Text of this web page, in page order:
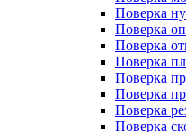
Поверка
Поверка
Поверка
Поверка
Поверка
Поверка
Поверка
Поверка